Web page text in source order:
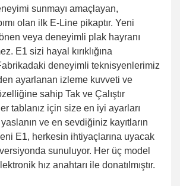
sunmayı amaçlayan,
olan ilk E-Line pikaptır. Yeni
veya deneyimli plak hayranı
E1 sizi hayal kırıklığına
deneyimli teknisyenlerimiz
ayarlanan izleme kuvveti ve
sahip Tak ve Çalıştır
tablanız için size en iyi ayarları
ve en sevdiğiniz kayıtların
E1, herkesin ihtiyaçlarına uyacak
sunuluyor. Her üç model
hız anahtarı ile donatılmıştır.